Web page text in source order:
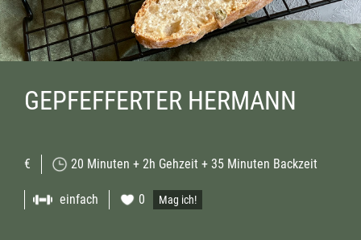
GEPFEFFERTER HERMANN
€ 20 Minuten + 2h Gehzeit + 35 Minuten Backzeit
einfach 0 Mag ich!